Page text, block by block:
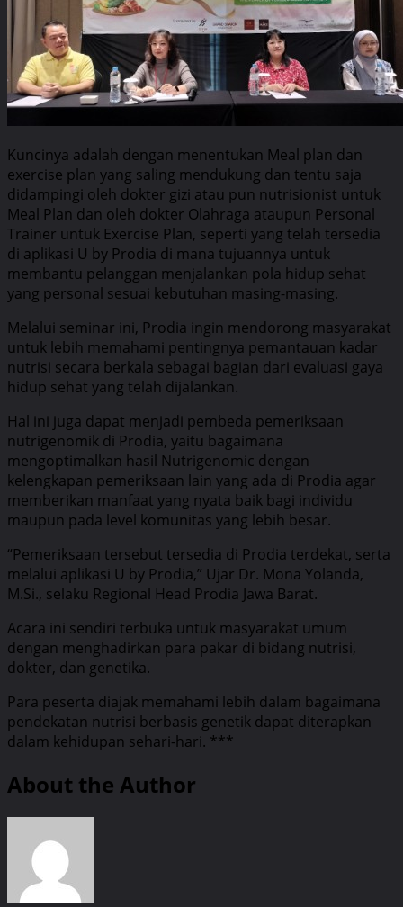
Kuncinya adalah dengan menentukan Meal plan dan
exercise plan yang saling mendukung dan tentu saja
didampingi oleh dokter gizi atau pun nutrisionist untuk
Meal Plan dan oleh dokter Olahraga ataupun Personal
Trainer untuk Exercise Plan, seperti yang telah tersedia
di aplikasi U by Prodia di mana tujuannya untuk
membantu pelanggan menjalankan pola hidup sehat
yang personal sesuai kebutuhan masing-masing.
Melalui seminar ini, Prodia ingin mendorong masyarakat
untuk lebih memahami pentingnya pemantauan kadar
nutrisi secara berkala sebagai bagian dari evaluasi gaya
hidup sehat yang telah dijalankan.
Hal ini juga dapat menjadi pembeda pemeriksaan
nutrigenomik di Prodia, yaitu bagaimana
mengoptimalkan hasil Nutrigenomic dengan
kelengkapan pemeriksaan lain yang ada di Prodia agar
memberikan manfaat yang nyata baik bagi individu
maupun pada level komunitas yang lebih besar.
“Pemeriksaan tersebut tersedia di Prodia terdekat, serta
melalui aplikasi U by Prodia,” Ujar Dr. Mona Yolanda,
M.Si., selaku Regional Head Prodia Jawa Barat.
Acara ini sendiri terbuka untuk masyarakat umum
dengan menghadirkan para pakar di bidang nutrisi,
dokter, dan genetika.
Para peserta diajak memahami lebih dalam bagaimana
pendekatan nutrisi berbasis genetik dapat diterapkan
dalam kehidupan sehari-hari. ***
About the Author